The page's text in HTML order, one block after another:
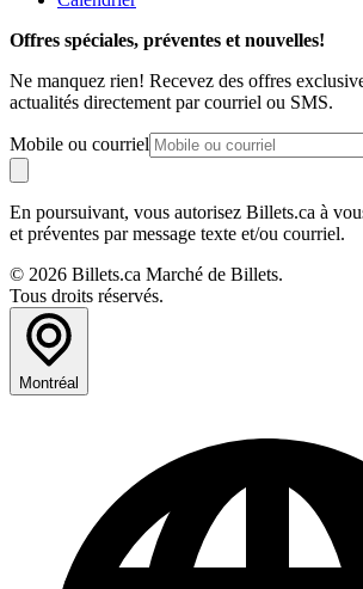
Offres spéciales, préventes et nouvelles!
Ne manquez rien! Recevez des offres
actualités directement par courriel ou SMS.
Mobile ou courriel
En poursuivant, vous autorisez Billets.ca à
et préventes par message texte et/ou courriel.
© 2026 Billets.ca Marché de Billets.
Tous droits réservés.
Montréal